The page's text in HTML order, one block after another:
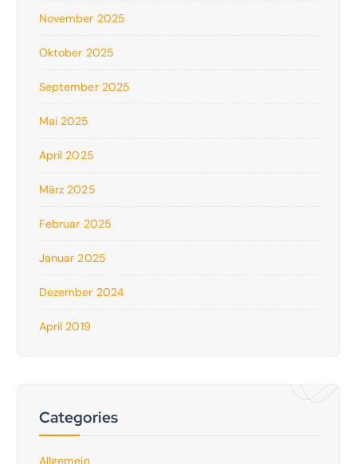
November 2025
Oktober 2025
September 2025
Mai 2025
April 2025
März 2025
Februar 2025
Januar 2025
Dezember 2024
April 2019
Categories
Allgemein